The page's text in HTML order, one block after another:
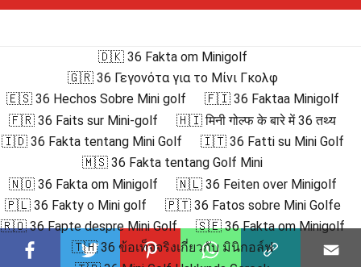
🇩🇰 36 Fakta om Minigolf
🇬🇷 36 Γεγονότα για το Μίνι Γκολφ
🇪🇸 36 Hechos Sobre Mini golf
🇫🇮 36 Faktaa Minigolf
🇫🇷 36 Faits sur Mini-golf
🇭🇮 मिनी गोल्फ के बारे में 36 तथ्य
🇮🇩 36 Fakta tentang Mini Golf
🇮🇹 36 Fatti su Mini Golf
🇲🇸 36 Fakta tentang Golf Mini
🇳🇴 36 Fakta om Minigolf
🇳🇱 36 Feiten over Minigolf
🇵🇱 36 Fakty o Mini golf
🇵🇹 36 Fatos sobre Mini Golfe
🇷🇴 36 Fapte despre Mini Golf
🇸🇪 36 Fakta om Minigolf
🇹🇭 36 ข้อเท็จจริงเกี่ยวกับ มินิกอล์ฟ